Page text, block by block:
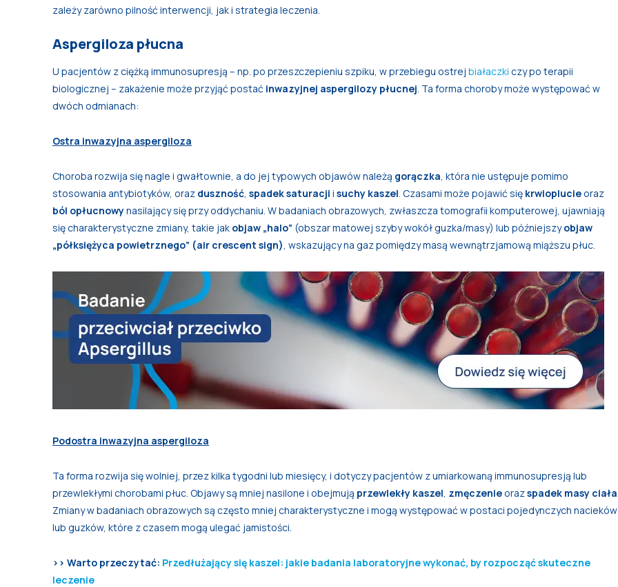
zależy zarówno pilność interwencji, jak i strategia leczenia.
Aspergiloza płucna
U pacjentów z ciężką immunosupresją – np. po przeszczepieniu szpiku, w przebiegu ostrej białaczki czy po terapii
biologicznej – zakażenie może przyjąć postać inwazyjnej aspergilozy płucnej . Ta forma choroby może występować w
dwóch odmianach:
Ostra inwazyjna aspergiloza
Choroba rozwija się nagle i gwałtownie, a do jej typowych objawów należą gorączka , która nie ustępuje pomimo
stosowania antybiotyków, oraz duszność spadek saturacji i suchy kaszel . Czasami może pojawić się krwioplucieoraz
ból opłucnowynasilający się przy oddychaniu. W badaniach obrazowych, zwłaszcza tomografii komputerowej, ujawniają
się charakterystyczne zmiany, takie jak objaw „halo” (obszar matowej szyby wokół guzka/masy) lub późniejszyobjaw
„półksiężyca powietrznego” (air crescent sign) , wskazujący na gaz pomiędzy masą wewnątrzjamową miąższu płuc.
Podostra inwazyjna aspergiloza
Ta forma rozwija się wolniej, przez kilka tygodni lub miesięcy, i dotyczy pacjentów z umiarkowaną immunosupresją lub
przewlekłymi chorobami płuc. Objawy są mniej nasilone i obejmują przewlekły kaszel zmęczenieorazspadek masy ciała
Zmiany w badaniach obrazowych są często mniej charakterystyczne i mogą występować w postaci pojedynczych nacieków
lub guzków, które z czasem mogą ulegać jamistości.
>> Warto przeczytać: Przedłużający się kaszel: jakie badania laboratoryjne wykonać, by rozpocząć skuteczne
leczenie